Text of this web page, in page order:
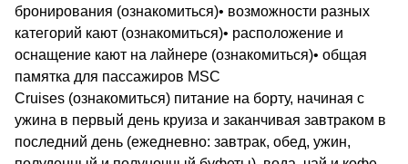
бронирования (ознакомиться)• возможности разных
категорий кают (ознакомиться)• расположение и
оснащение кают на лайнере (ознакомиться)• общая
памятка для пассажиров MSC
Cruises (ознакомиться) питание на борту, начиная с
ужина в первый день круиза и заканчивая завтраком в
последний день (ежедневно: завтрак, обед, ужин,